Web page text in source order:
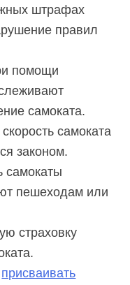
штрафах
правил
помощи
самоката.
самоката
законом.
самокаты
пешеходам или
страховку
присваивать